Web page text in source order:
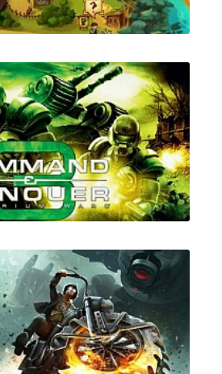
3 Tiberium Wars